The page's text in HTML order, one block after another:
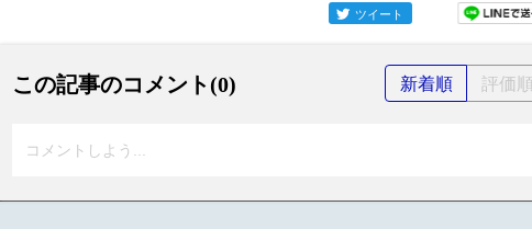
ツイート
この記事のコメント(0) 新着順 評価
コメントしよう...